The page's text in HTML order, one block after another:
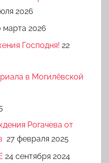
2026
марта 2026
Господня! 22
в Могилёвской
Рогачева от
27 февраля 2025
24 сентября 2024